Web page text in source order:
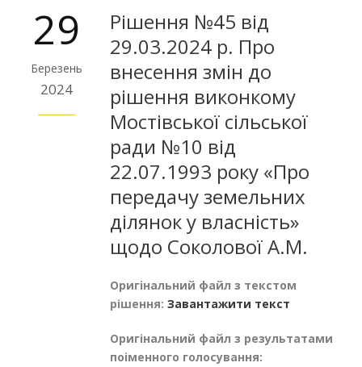
29
Березень
2024
Рішення №45 від
29.03.2024 р. Про
внесення змін до
рішення виконкому
Мостівської сільської
ради №10 від
22.07.1993 року «Про
передачу земельних
ділянок у власність»
щодо Соколової А.М.
Оригінальний файл з текстом
рішення: Завантажити текст
Оригінальний файл з результатами
поіменного голосування: